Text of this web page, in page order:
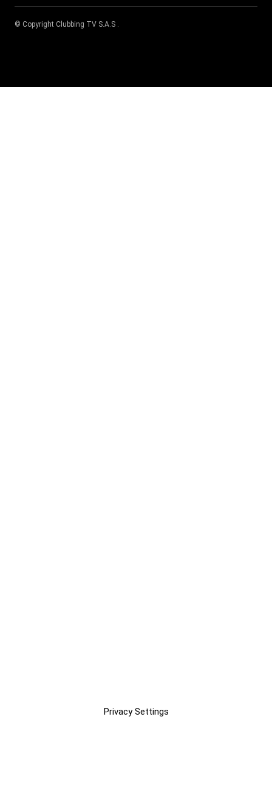
© Copyright Clubbing TV S.A.S .
Privacy Settings